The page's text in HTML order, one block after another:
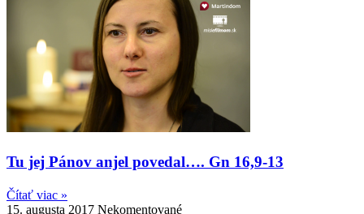
Tu jej Pánov anjel povedal…. Gn 16,9-13
Čítať viac »
15. augusta 2017 Nekomentované